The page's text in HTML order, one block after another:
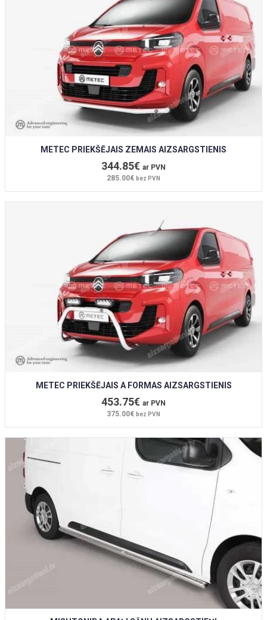
METEC PRIEKŠĒJAIS ZEMAIS AIZSARGSTIENIS
344.85€ ar PVN
285.00€ bez PVN
METEC PRIEKŠĒJAIS A FORMAS AIZSARGSTIENIS
453.75€ ar PVN
375.00€ bez PVN